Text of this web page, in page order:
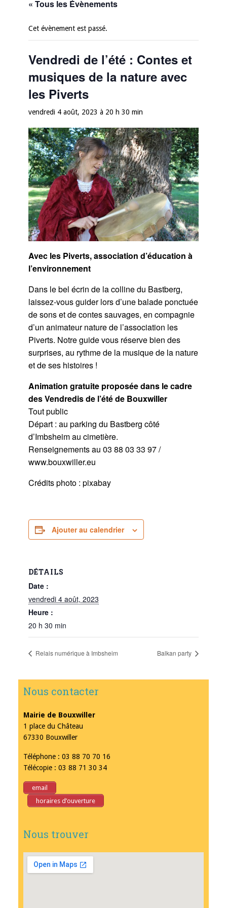
« Tous les Évènements
Cet évènement est passé.
Vendredi de l’été : Contes et
musiques de la nature avec
les Piverts
vendredi 4 août, 2023 à 20 h 30 min
Avec les Piverts, association d’éducation à
l’environnement
Dans le bel écrin de la colline du Bastberg,
laissez-vous guider lors d’une balade ponctuée
de sons et de contes sauvages, en compagnie
d’un animateur nature de l’association les
Piverts. Notre guide vous réserve bien des
surprises, au rythme de la musique de la nature
et de ses histoires !
Animation gratuite proposée dans le cadre
des Vendredis de l’été de Bouxwiller
Tout public
Départ : au parking du Bastberg côté
d’Imbsheim au cimetière.
Renseignements au 03 88 03 33 97 /
www.bouxwiller.eu
Crédits photo : pixabay
Ajouter au calendrier
DÉTAILS
Date :
vendredi 4 août, 2023
Heure :
20 h 30 min
Relais numérique à Imbsheim Balkan party
Nous contacter
Mairie de Bouxwiller
1 place du Château
67330 Bouxwiller
Téléphone : 03 88 70 70 16
Télécopie : 03 88 71 30 34
email
horaires d’ouverture
Nous trouver